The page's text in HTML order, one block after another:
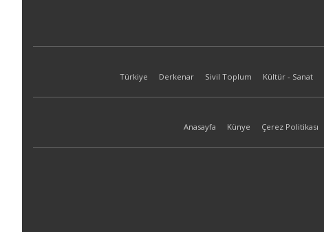
Türkiye Derkenar Sivil Toplum Kültür - Sanat
Anasayfa Künye Çerez Politikası